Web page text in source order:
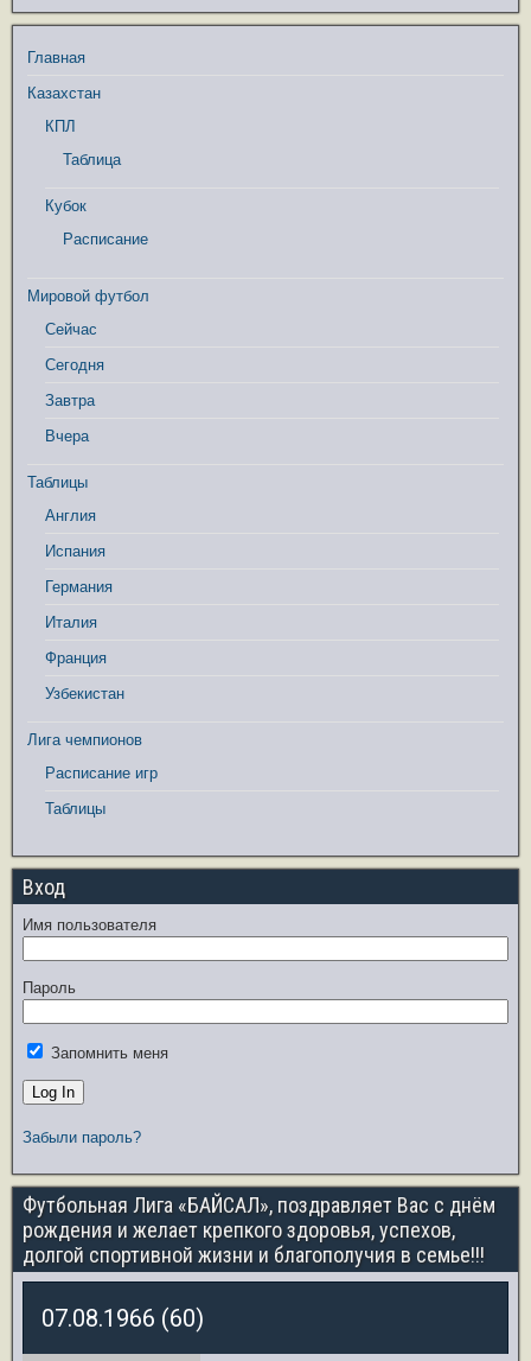
Главная
Казахстан
КПЛ
Таблица
Кубок
Расписание
Мировой футбол
Сейчас
Сегодня
Завтра
Вчера
Таблицы
Англия
Испания
Германия
Италия
Франция
Узбекистан
Лига чемпионов
Расписание игр
Таблицы
Вход
Имя пользователя
Пароль
Запомнить меня
Забыли пароль?
Футбольная Лига «БАЙСАЛ», поздравляет Вас с днём
рождения и желает крепкого здоровья, успехов,
долгой спортивной жизни и благополучия в семье!!!
07.08.1966 (60)